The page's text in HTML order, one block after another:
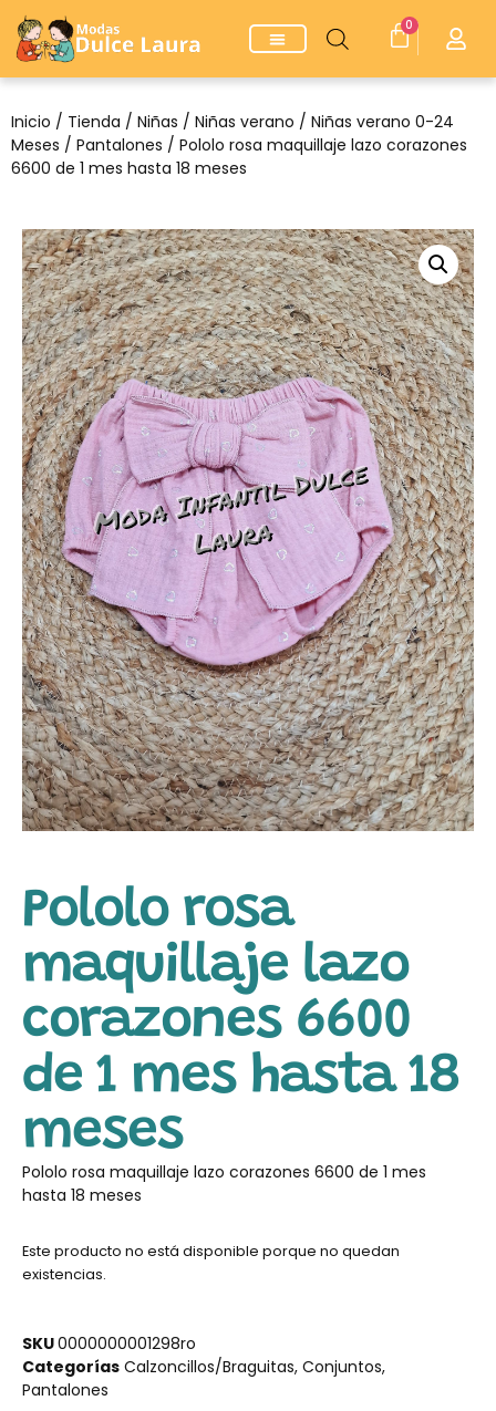
0
Inicio / Tienda / Niñas / Niñas verano / Niñas verano 0-24
Meses / Pantalones / Pololo rosa maquillaje lazo corazones
6600 de 1 mes hasta 18 meses
Pololo rosa
maquillaje lazo
corazones 6600
de 1 mes hasta 18
meses
Pololo rosa maquillaje lazo corazones 6600 de 1 mes
hasta 18 meses
Este producto no está disponible porque no quedan
existencias.
SKU0000000001298ro
Categorías Calzoncillos/Braguitas, Conjuntos,
Pantalones